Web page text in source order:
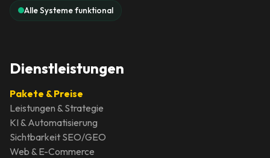
Alle Systeme funktional
Dienstleistungen
Pakete & Preise
Leistungen & Strategie
KI & Automatisierung
Sichtbarkeit SEO/GEO
Web & E-Commerce